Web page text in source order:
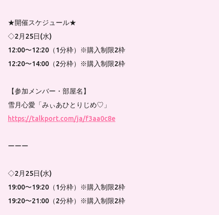
★開催スケジュール★
◇2月25日(水)
12:00〜12:20（1分枠）※購入制限2枠
12:20〜14:00（2分枠）※購入制限2枠
【参加メンバー・部屋名】
雪月心愛「みぃあひとりじめ♡」
https://talkport.com/ja/f3aa0c8e
ーーー
◇2月25日(水)
19:00〜19:20（1分枠）※購入制限2枠
19:20〜21:00（2分枠）※購入制限2枠